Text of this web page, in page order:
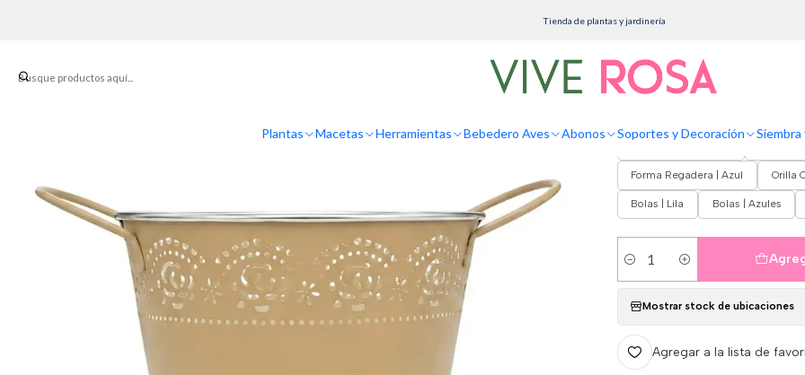
Plantas Macetas Herramientas Bebedero Aves Abonos Soportes y Decoración
Tienda de plantas y jardinería
Metálicas Maceta Metálica Decorativa Para Jardín Y Hogar
Maceta Metálica
DISEÑO | COLOR
Forma Regadera | Azul Orilla
Bolas | Lila Bolas | Azules
Cantidad
Mostrar stock de ubicaciones
Agregar a la lista de